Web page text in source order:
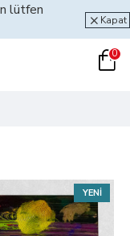
lütfen
Kapat
0
YENI